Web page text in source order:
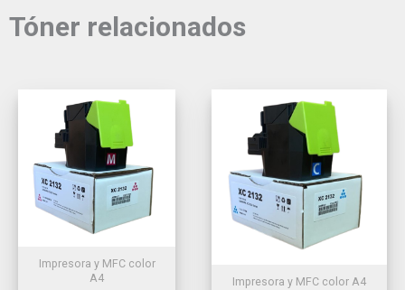
Tóner relacionados
Impresora y MFC color
A4
Impresora y MFC color A4